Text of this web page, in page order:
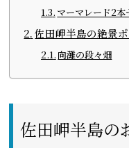
マーマレード2本
佐田岬半島の絶景
向灘の段々畑
佐田岬半島の